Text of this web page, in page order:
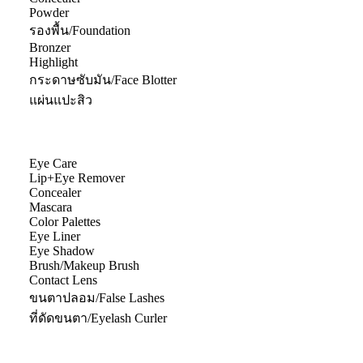
Powder
รองพื้น/Foundation
Bronzer
Highlight
กระดาษซับมัน/Face Blotter
แผ่นแปะสิว
Eye Care
Lip+Eye Remover
Concealer
Mascara
Color Palettes
Eye Liner
Eye Shadow
Brush/Makeup Brush
Contact Lens
ขนตาปลอม/False Lashes
ที่ดัดขนตา/Eyelash Curler